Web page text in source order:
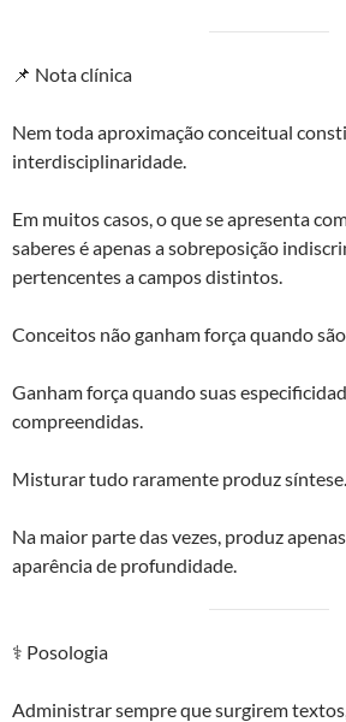
📌 Nota clínica
Nem toda aproximação conceitual
interdisciplinaridade.
Em muitos casos, o que se apresenta
saberes é apenas a sobreposição
pertencentes a campos distintos.
Conceitos não ganham força quando
Ganham força quando suas
compreendidas.
Misturar tudo raramente produz síntese.
Na maior parte das vezes, produz
aparência de profundidade.
⚕️ Posologia
Administrar sempre que surgirem